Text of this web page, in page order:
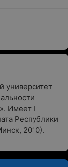
университет
Имеет I
Республики
2010).